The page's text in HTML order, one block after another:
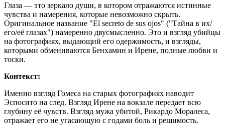
Глаза — это зеркало души, в котором отражаются истинные
чувства и намерения, которые невозможно скрыть.
Оригинальное название "El secreto de sus ojos" ("Тайна в их/
его/её глазах") намеренно двусмысленно. Это и взгляд убийцы
на фотографиях, выдающий его одержимость, и взгляды,
которыми обмениваются Бенхамин и Ирене, полные любви и
тоски.
Контекст:
Именно взгляд Гомеса на старых фотографиях наводит
Эспосито на след. Взгляд Ирене на вокзале передает всю
глубину её чувств. Взгляд мужа убитой, Рикардо Моралеса,
отражает его не угасающую с годами боль и решимость.